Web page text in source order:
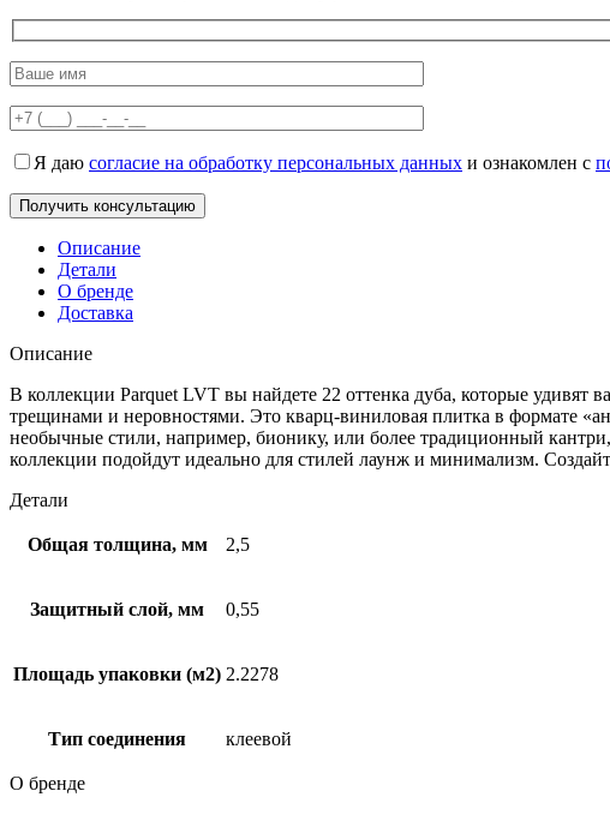
Я даю согласие на обработку персональных данных и ознакомлен с
Описание
Детали
О бренде
Доставка
Описание
В коллекции Parquet LVT вы найдете 22 оттенка дуба, которые удивят
трещинами и неровностями. Это кварц-виниловая плитка в формате
необычные стили, например, бионику, или более традиционный
коллекции подойдут идеально для стилей лаунж и минимализм.
Детали
Общая толщина, мм 2,5
Защитный слой, мм 0,55
Площадь упаковки (м2) 2.2278
Тип соединения клеевой
О бренде